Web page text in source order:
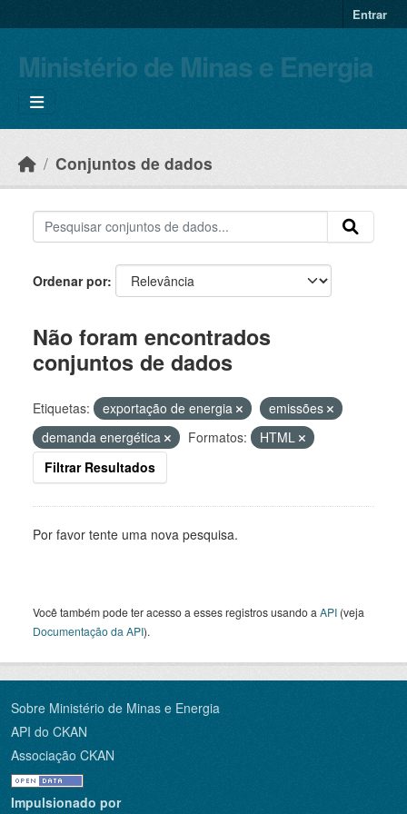
Entrar
Ministério de Minas e Energia
Conjuntos de dados
Ordenar por
Não foram encontrados
conjuntos de dados
Etiquetas: exportação de energia
emissões
demanda energética
Formatos:
HTML
Filtrar Resultados
Por favor tente uma nova pesquisa.
Você também pode ter acesso a esses registros usando a API (veja
Documentação da API).
Sobre Ministério de Minas e Energia
API do CKAN
Associação CKAN
Impulsionado por